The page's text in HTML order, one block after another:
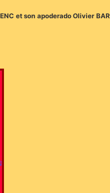
et son apoderado Olivier